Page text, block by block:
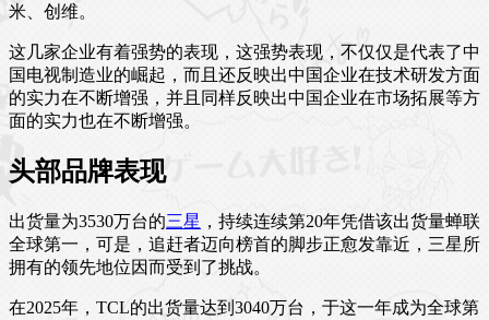
米、创维。
这几家企业有着强势的表现，这强势表现，不仅仅是代表了中
国电视制造业的崛起，而且还反映出中国企业在技术研发方面
的实力在不断增强，并且同样反映出中国企业在市场拓展等方
面的实力也在不断增强。
头部品牌表现
出货量为3530万台的三星 ，持续连续第20年凭借该出货量蝉联
全球第一，可是，追赶者迈向榜首的脚步正愈发靠近，三星所
拥有的领先地位因而受到了挑战。
在2025年，TCL的出货量达到3040万台，于这一年成为全球第